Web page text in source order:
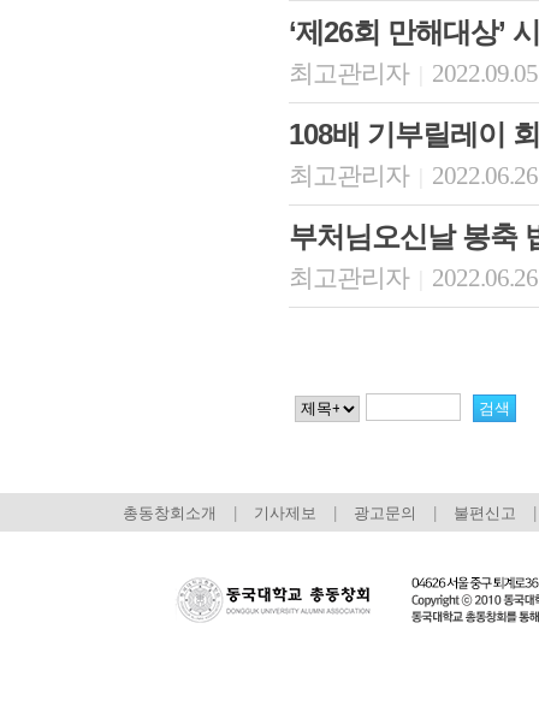
‘제26회 만해대상’
최고관리자
108배 기부릴레이
최고관리자
부처님오신날 봉축
최고관리자
총동창회소개 기사제보 광고문의 불편신고